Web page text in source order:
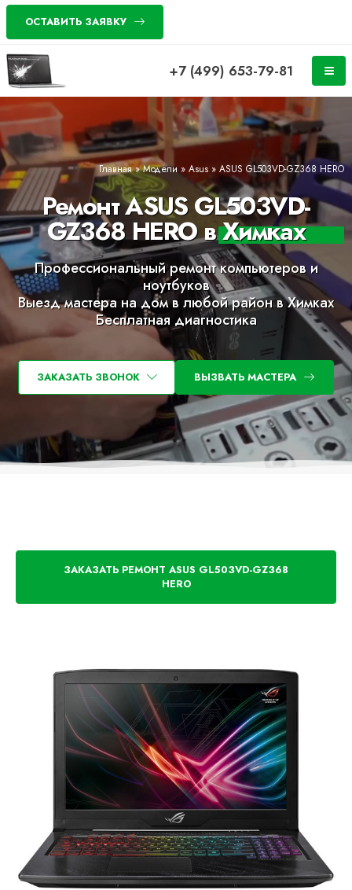
ОСТАВИТЬ ЗАЯВКУ
+7 (499) 653-79-81
Главная»Модели » Asus » ASUS GL503VD-GZ368 HERO
Ремонт ASUS GL503VD-
GZ368 HERO в Химках
Профессиональный ремонт компьютеров и
ноутбуков
Выезд мастера на дом в любой район в Химках
Бесплатная диагностика
ЗАКАЗАТЬ ЗВОНОК ВЫЗВАТЬ МАСТЕРА
ЗАКАЗАТЬ РЕМОНТ ASUS GL503VD-GZ368
HERO